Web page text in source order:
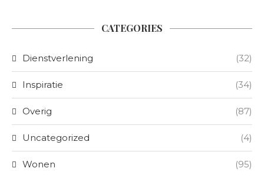
CATEGORIES
Dienstverlening (32)
Inspiratie (34)
Overig (87)
Uncategorized (4)
Wonen (95)